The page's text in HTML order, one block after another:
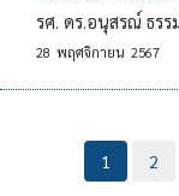
รศ. ดร.อนุสรณ์ ธรร
28 พฤศจิกายน 2567
Pagination
Current
1 Page
2